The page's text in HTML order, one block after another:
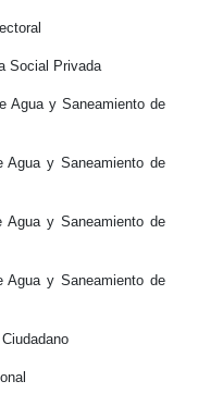
Social Privada
Agua y Saneamiento de
Agua y Saneamiento de
Agua y Saneamiento de
Agua y Saneamiento de